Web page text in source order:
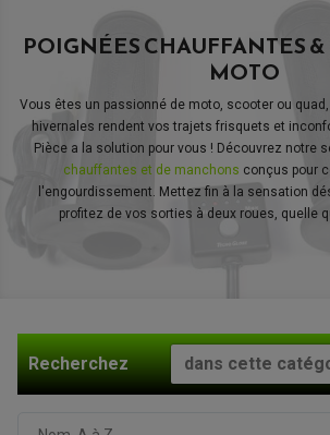
FEU ARRIÈRE MOTO
GUIDON
PONTET / REHAUSSE DE GUIDON
ANTIVOL / ALARME
ANTIVOL SCOOTER
ACCESSOIRE QUAD ARTIC CAT
ACCESSOIRE QUAD CAN-AM
ACCESSOIRE QUAD KAWASAKI
ACCESSOIRE QUAD KYMCO
ACCESSOIRES MOTO CROSS
ACCESSOIRES PADDOCK
VALVES DE DÉCHARGE
POIGNÉES CHAUFFANTES
MOTO
Vous êtes un passionné de moto, scooter ou
hivernales rendent vos trajets frisquets et
Pièce a la solution pour vous ! Découvrez notre
chauffantes et de manchons conçus pour
l'engourdissement. Mettez fin à la sensation
profitez de vos sorties à deux roues, quelle
Recherchez